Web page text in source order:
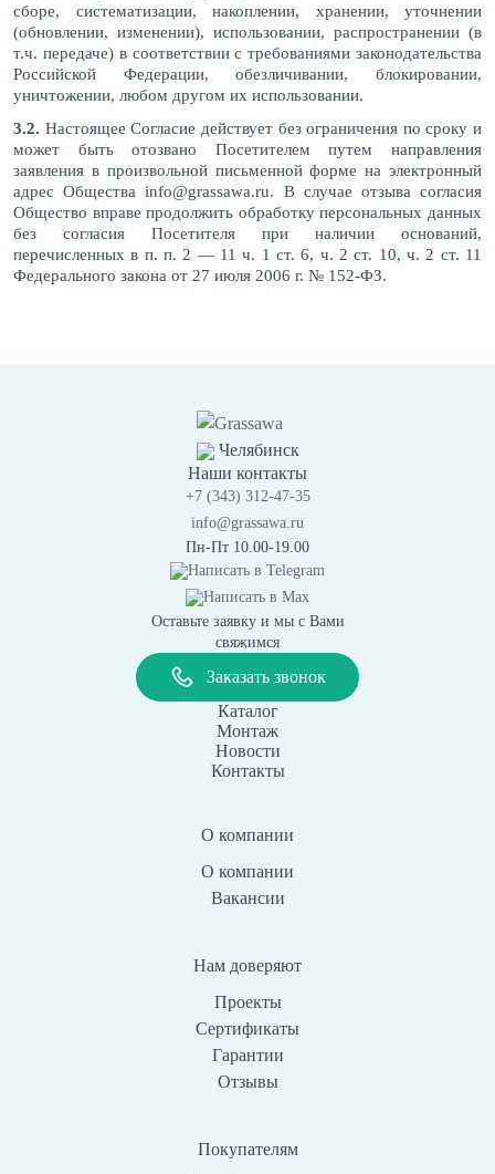
сборе, систематизации, накоплении, хранении, уточнении
(обновлении, изменении), использовании, распространении (в
т.ч. передаче) в соответствии с требованиями законодательства
Российской Федерации, обезличивании, блокировании,
уничтожении, любом другом их использовании.
3.2. Настоящее Согласие действует без ограничения по сроку и
может быть отозвано Посетителем путем направления
заявления в произвольной письменной форме на электронный
адрес Общества info@grassawa.ru. В случае отзыва согласия
Общество вправе продолжить обработку персональных данных
без согласия Посетителя при наличии оснований,
перечисленных в п. п. 2 — 11 ч. 1 ст. 6, ч. 2 ст. 10, ч. 2 ст. 11
Федерального закона от 27 июля 2006 г. № 152-ФЗ.
Челябинск
Наши контакты
+7 (343) 312-47-35
info@grassawa.ru
Пн-Пт 10.00-19.00
Написать в Telegram
Написать в Max
Оставьте заявку и мы с Вами
свяжимся
Заказать звонок
Каталог
Монтаж
Новости
Контакты
О компании
О компании
Вакансии
Нам доверяют
Проекты
Сертификаты
Гарантии
Отзывы
Покупателям